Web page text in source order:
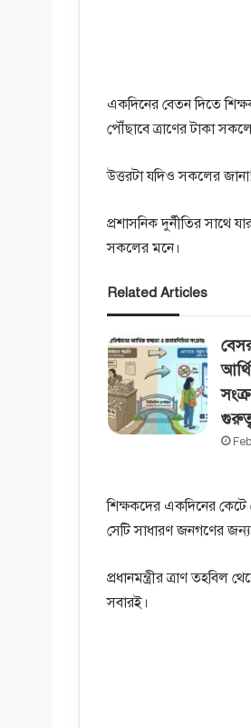
একদিনের বেতন দিতে
পৌঁছাবে ত্রাণের টাকা
উত্তরটা যদিও সকলের
প্রশাসনিক দুর্নীতির সাথে
সকলের মনে।
Related Articles
শিক্ষকদের একদিনের কেটে
সেটি সাধারণ জনগণের
প্রধানমন্ত্রীর ত্রাণ
সবারই।